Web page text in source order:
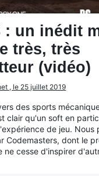
: un inédit
très, très
(vidéo)
, le 25 juillet 2019
des sports
clair qu'un soft en
de jeu. Nous
Codemasters, dont le
ne cesse d'inspirer